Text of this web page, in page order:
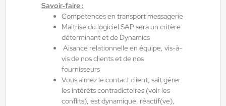
Savoir‑faire :
Compétences en transport messagerie
Maitrise du logiciel SAP sera un critère
déterminant et de Dynamics
Aisance relationnelle en équipe, vis-à-
vis de nos clients et de nos
fournisseurs
Vous aimez le contact client, sait gérer
les intérêts contradictoires (voir les
conflits), est dynamique, réactif(ve),
Interim
12,54 €/h - 14,83 €/h
10/08/26 31/08/26
Yes ! Agen 07/08/2026
Métallier atelier - Soudeur H/F/X